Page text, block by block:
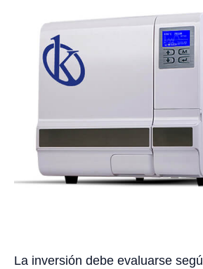
La inversión debe evaluarse